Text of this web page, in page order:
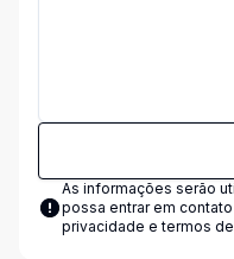
As informações serão
possa entrar em
privacidade e termos